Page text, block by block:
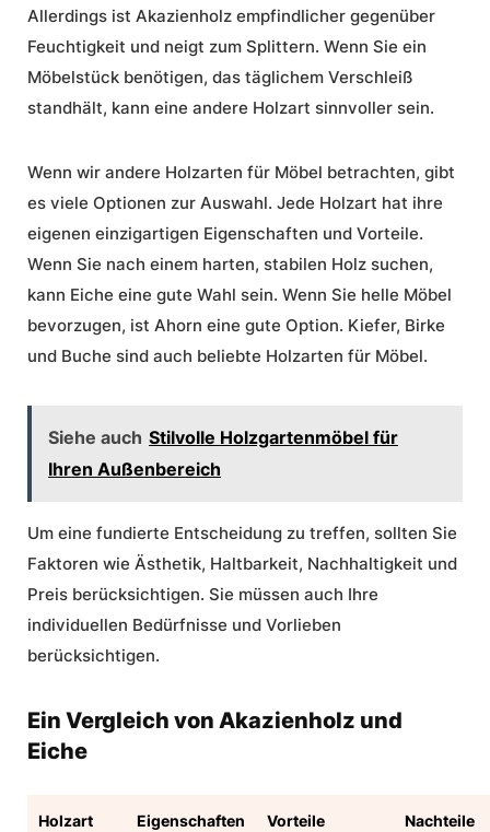
Allerdings ist Akazienholz empfindlicher gegenüber
Feuchtigkeit und neigt zum Splittern. Wenn Sie ein
Möbelstück benötigen, das täglichem Verschleiß
standhält, kann eine andere Holzart sinnvoller sein.
Wenn wir andere Holzarten für Möbel betrachten, gibt
es viele Optionen zur Auswahl. Jede Holzart hat ihre
eigenen einzigartigen Eigenschaften und Vorteile.
Wenn Sie nach einem harten, stabilen Holz suchen,
kann Eiche eine gute Wahl sein. Wenn Sie helle Möbel
bevorzugen, ist Ahorn eine gute Option. Kiefer, Birke
und Buche sind auch beliebte Holzarten für Möbel.
Siehe auch Stilvolle Holzgartenmöbel für
Ihren Außenbereich
Um eine fundierte Entscheidung zu treffen, sollten Sie
Faktoren wie Ästhetik, Haltbarkeit, Nachhaltigkeit und
Preis berücksichtigen. Sie müssen auch Ihre
individuellen Bedürfnisse und Vorlieben
berücksichtigen.
Ein Vergleich von Akazienholz und
Eiche
Holzart Eigenschaften Vorteile Nachteile